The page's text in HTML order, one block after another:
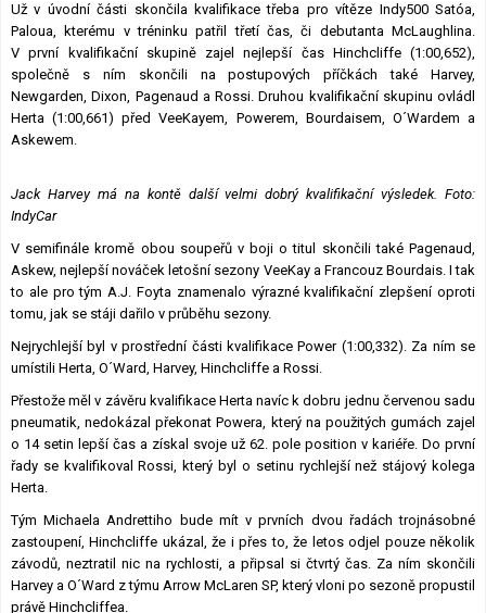
Už v úvodní části skončila kvalifikace třeba pro vítěze Indy500 Satóa,
Paloua, kterému v tréninku patřil třetí čas, či debutanta McLaughlina.
V první kvalifikační skupině zajel nejlepší čas Hinchcliffe (1:00,652),
společně s ním skončili na postupových příčkách také Harvey,
Newgarden, Dixon, Pagenaud a Rossi. Druhou kvalifikační skupinu ovládl
Herta (1:00,661) před VeeKayem, Powerem, Bourdaisem, O´Wardem a
Askewem.
Jack Harvey má na kontě další velmi dobrý kvalifikační výsledek. Foto:
IndyCar
V semifinále kromě obou soupeřů v boji o titul skončili také Pagenaud,
Askew, nejlepší nováček letošní sezony VeeKay a Francouz Bourdais. I tak
to ale pro tým A.J. Foyta znamenalo výrazné kvalifikační zlepšení oproti
tomu, jak se stáji dařilo v průběhu sezony.
Nejrychlejší byl v prostřední části kvalifikace Power (1:00,332). Za ním se
umístili Herta, O´Ward, Harvey, Hinchcliffe a Rossi.
Přestože měl v závěru kvalifikace Herta navíc k dobru jednu červenou sadu
pneumatik, nedokázal překonat Powera, který na použitých gumách zajel
o 14 setin lepší čas a získal svoje už 62. pole position v kariéře. Do první
řady se kvalifikoval Rossi, který byl o setinu rychlejší než stájový kolega
Herta.
Tým Michaela Andrettiho bude mít v prvních dvou řadách trojnásobné
zastoupení, Hinchcliffe ukázal, že i přes to, že letos odjel pouze několik
závodů, neztratil nic na rychlosti, a připsal si čtvrtý čas. Za ním skončili
Harvey a O´Ward z týmu Arrow McLaren SP, který vloni po sezoně propustil
právě Hinchcliffea.